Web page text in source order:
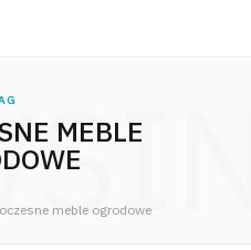
MEBLE
meble ogrodowe